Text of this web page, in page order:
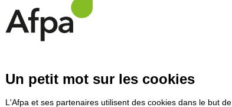
maintenance en marine de
Accueillir et vendre les services dans
Lui, c’est le moteur. Modification
rattachée au moteur… le mécanicien
Un petit mot sur les cookies
L'Afpa et ses partenaires utilisent des cookies dans le but